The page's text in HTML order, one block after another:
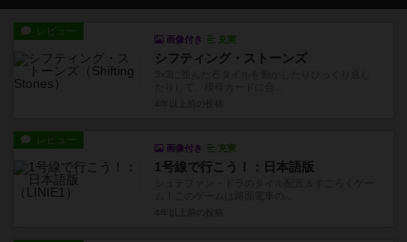
レビュー
画像付き 充実
シフティング・ストーンズ
レビュー
画像付き 充実
1号線で行こう！：日本語版